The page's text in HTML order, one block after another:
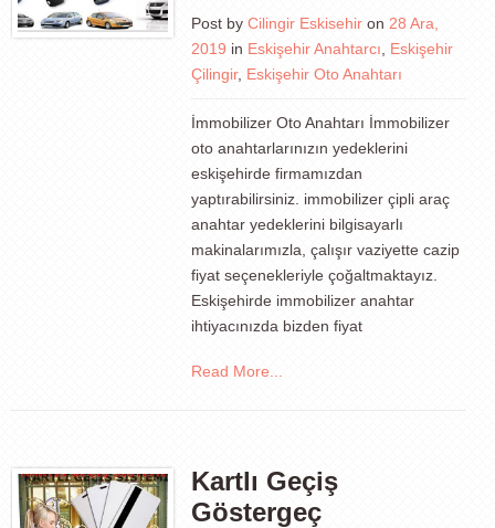
Post byCilingir Eskisehir on 28 Ara,
2019 in Eskişehir Anahtarcı
Eskişehir
Çilingir, Eskişehir Oto Anahtarı
İmmobilizer Oto Anahtarı İmmobilizer
oto anahtarlarınızın yedeklerini
eskişehirde firmamızdan
yaptırabilirsiniz. immobilizer çipli araç
anahtar yedeklerini bilgisayarlı
makinalarımızla, çalışır vaziyette cazip
fiyat seçenekleriyle çoğaltmaktayız.
Eskişehirde immobilizer anahtar
ihtiyacınızda bizden fiyat
Read More...
Kartlı Geçiş
Göstergeç